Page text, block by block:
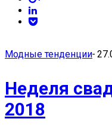
Модные тенденции-
Неделя
2018